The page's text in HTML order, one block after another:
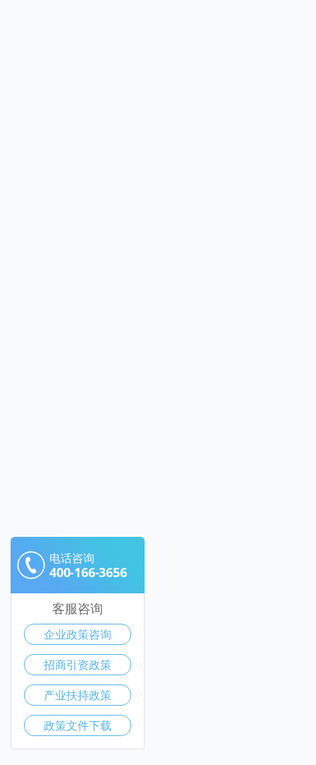
电话咨询
400-166-3656
客服咨询
企业政策咨询
招商引资政策
产业扶持政策
政策文件下载